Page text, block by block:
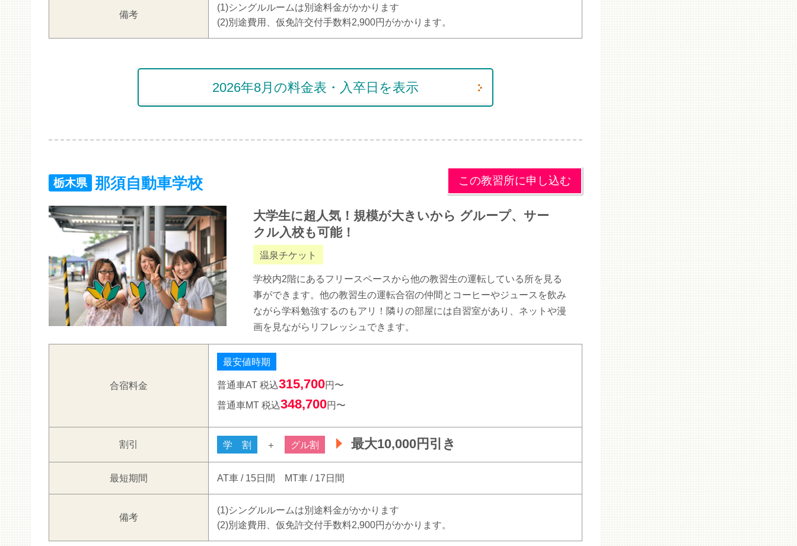
備考
(1)シングルルームは別途料金がかかります
(2)別途費用、仮免許交付手数料2,900円がかかります。
2026年8月の料金表・入卒日を表示
栃木県 那須自動車学校
大学生に超人気！規模が大きいから グループ、サー
クル入校も可能！
温泉チケット
学校内2階にあるフリースペースから他の教習生の運転している所を見る
事ができます。他の教習生の運転合宿の仲間とコーヒーやジュースを飲み
ながら学科勉強するのもアリ！隣りの部屋には自習室があり、ネットや漫
画を見ながらリフレッシュできます。
この教習所に申し込む
合宿料金
最安値時期
普通車AT 税込315,700円〜
普通車MT 税込348,700円〜
割引 学 割 ＋ グル割 最大10,000円引き
最短期間 AT車 / 15日間 MT車 / 17日間
備考
(1)シングルルームは別途料金がかかります
(2)別途費用、仮免許交付手数料2,900円がかかります。